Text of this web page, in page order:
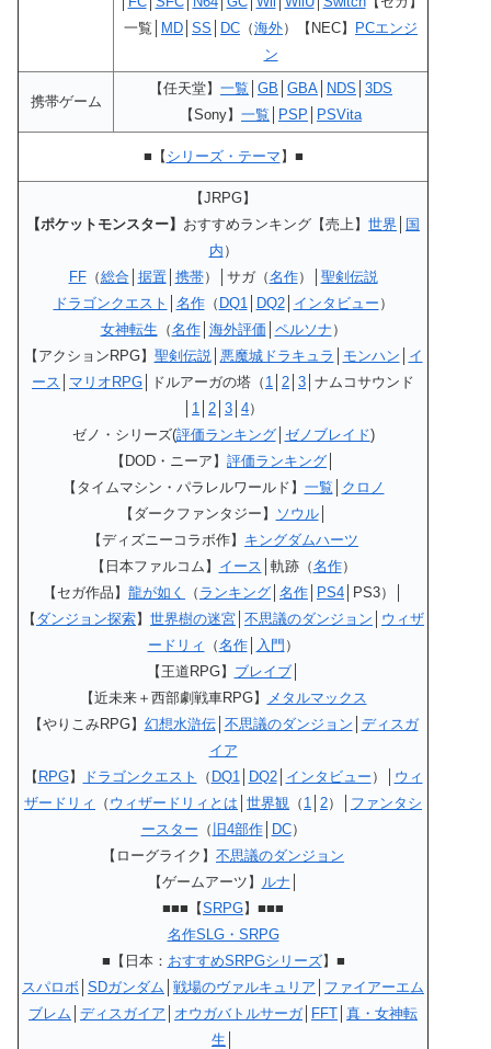
一覧│ MD SS DC （海外）【NEC】 PCエンジ
ン
携帯ゲーム
【任天堂】 一覧 GB GBA NDS 3DS
【Sony】 一覧 PSP PSVita
■【シリーズ・テーマ】■
【JRPG】
【ポケットモンスター】 おすすめランキング【売上】 世界
国
内 ）
FF（総合│ 据置│ 携帯）│サガ（名作）│ 聖剣伝説
ドラゴンクエスト
名作（ DQ1 DQ2│ インタビュー ）
女神転生 （名作│ 海外評価 ペルソナ ）
【アクションRPG】 聖剣伝説 悪魔城ドラキュラ モンハン
イ
ース
マリオRPG │ドルアーガの塔（ 1 2 3 │ナムコサウンド
1 2 3 4）
ゼノ・シリーズ(評価ランキング│ ゼノブレイド)
【DOD・ニーア】 評価ランキング
【タイムマシン・パラレルワールド】 一覧
クロノ
【ダークファンタジー】
ソウル│
【ディズニーコラボ作】 キングダムハーツ
【日本ファルコム】 イース │軌跡（名作）
【セガ作品】 龍が如く （ ランキング 名作 PS4 │PS3）│
【ダンジョン探索】 世界樹の迷宮 不思議のダンジョン
ウィザ
ードリィ （名作│ 入門 ）
【王道RPG】 ブレイブ│
【近未来＋西部劇戦車RPG】
メタルマックス
【やりこみRPG】 幻想水滸伝│ 不思議のダンジョン ディスガ
イア
【RPG】 ドラゴンクエスト （ DQ1 DQ2│ インタビュー ）│ ウィ
ザードリィ
（ ウィザードリィとは 世界観 （ 1 2）│ ファンタシ
ースター （ 旧4部作│ DC）
【ローグライク】 不思議のダンジョン
【ゲームアーツ】
ルナ
■■■【SRPG】■■■
名作SLG・SRPG
■【日本： おすすめSRPGシリーズ】■
スパロボ SDガンダム 戦場のヴァルキュリア
ファイアーエム
ブレム ディスガイア オウガバトルサーガ│ FFT 真・女神転
生